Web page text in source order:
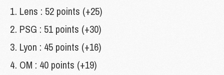
Lens : 52 points (+25)
PSG : 51 points (+30)
Lyon : 45 points (+16)
OM : 40 points (+19)